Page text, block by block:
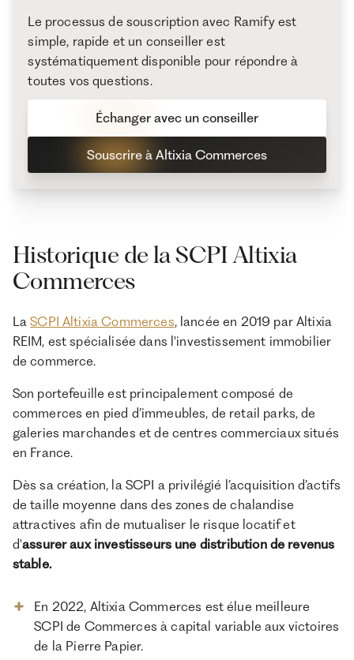
Le processus de souscription avec Ramify est
simple, rapide et un conseiller est
systématiquement disponible pour répondre à
toutes vos questions.
Souscrire à Altixia Commerces
Échanger avec un conseiller
Historique de la SCPI Altixia
Commerces
LaSCPI Altixia Commerces, lancée en 2019 par Altixia
REIM, est spécialisée dans l'investissement immobilier
de commerce.
Son portefeuille est principalement composé de
commerces en pied d’immeubles, de retail parks, de
galeries marchandes et de centres commerciaux situés
en France.
Dès sa création, la SCPI a privilégié l’acquisition d’actifs
de taille moyenne dans des zones de chalandise
attractives afin de mutualiser le risque locatif et
d'assurer aux investisseurs une distribution de revenus
stable.
En 2022, Altixia Commerces est élue meilleure
SCPI de Commerces à capital variable aux victoires
de la Pierre Papier.